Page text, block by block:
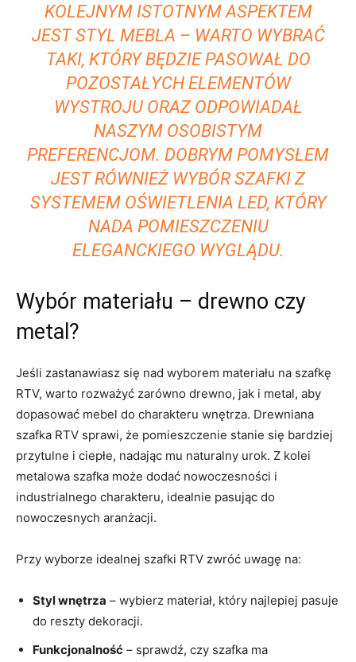
KOLEJNYM‌ ISTOTNYM ASPEKTEM
JEST STYL MEBLA – WARTO WYBRAĆ
TAKI, KTÓRY BĘDZIE​ PASOWAŁ DO
POZOSTAŁYCH ELEMENTÓW
WYSTROJU ORAZ ODPOWIADAŁ
⁣NASZYM OSOBISTYM
PREFERENCJOM. DOBRYM POMYSŁEM
JEST RÓWNIEŻ‌ WYBÓR SZAFKI ⁤Z
⁣SYSTEMEM OŚWIETLENIA LED, KTÓRY
NADA POMIESZCZENIU
ELEGANCKIEGO WYGLĄDU.
Wybór materiału – drewno czy
metal?
Jeśli zastanawiasz się⁢ nad wyborem materiału ⁤na szafkę
‍RTV, warto rozważyć zarówno drewno,‍ jak i metal, aby
dopasować mebel‍ do charakteru wnętrza. Drewniana
szafka ‍RTV sprawi, ⁢że pomieszczenie stanie się bardziej⁤
przytulne i ciepłe, nadając mu naturalny⁢ urok. Z kolei
metalowa szafka może⁢ dodać nowoczesności i
industrialnego charakteru, idealnie pasując⁤ do⁢
nowoczesnych aranżacji.
Przy wyborze idealnej szafki RTV​ zwróć uwagę na:
Styl wnętrza – wybierz materiał, który najlepiej⁢ pasuje
do reszty dekoracji.
Funkcjonalność – sprawdź, czy szafka ma